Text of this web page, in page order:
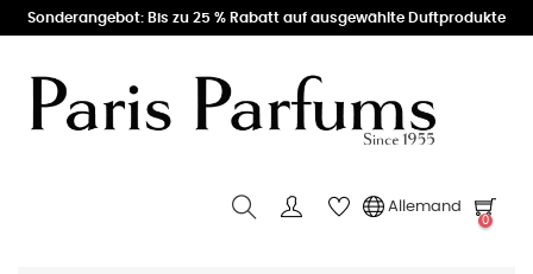
Sonderangebot: Bis zu 25 % Rabatt auf ausgewählte Duftprodukte
Allemand
0